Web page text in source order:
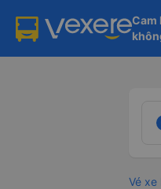
Cam
Vé xe